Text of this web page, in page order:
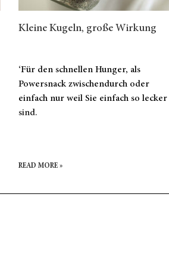
Kleine Kugeln, große Wirkung
‘Für den schnellen Hunger, als
Powersnack zwischendurch oder
einfach nur weil Sie einfach so lecker
sind.
READ MORE »